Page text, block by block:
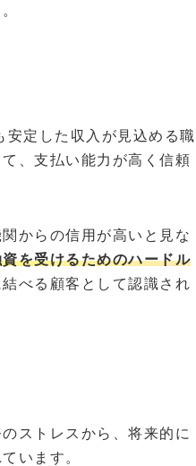
安定した収入が見込める職
、支払い能力が高く信頼
からの信用が高いと見な
を受けるためのハードル
べる顧客として認識され
ストレスから、将来的に
います。